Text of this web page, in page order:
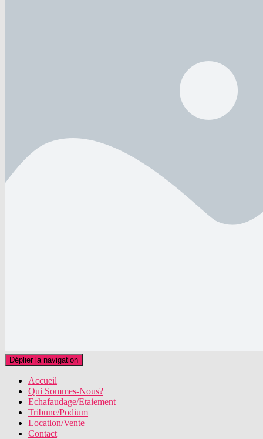
Déplier la navigation
Accueil
Qui Sommes-Nous?
Echafaudage/Etaiement
Tribune/Podium
Location/Vente
Contact